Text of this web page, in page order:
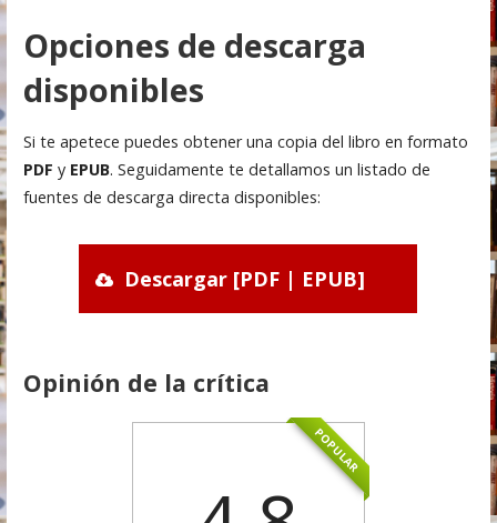
Opciones de descarga
disponibles
Si te apetece puedes obtener una copia del libro en formato
PDF y EPUB. Seguidamente te detallamos un listado de
fuentes de descarga directa disponibles:
Descargar [PDF | EPUB]
Opinión de la crítica
POPULAR